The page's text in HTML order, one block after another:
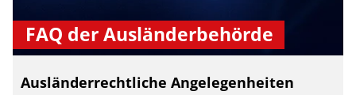
FAQ der Ausländerbehörde
Ausländerrechtliche Angelegenheiten